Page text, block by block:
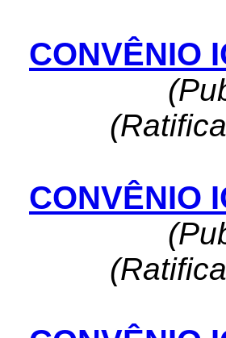
CONVÊNIO
CONVÊNIO